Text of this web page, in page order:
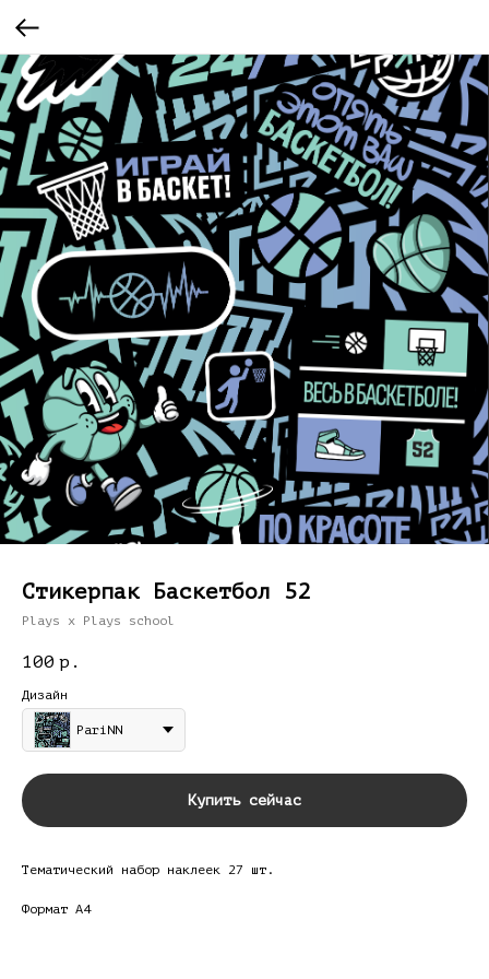
Стикерпак Баскетбол 52
Plays x Plays school
100 р.
Дизайн
PariNN
Купить сейчас
Тематический набор наклеек 27 шт.
Формат А4